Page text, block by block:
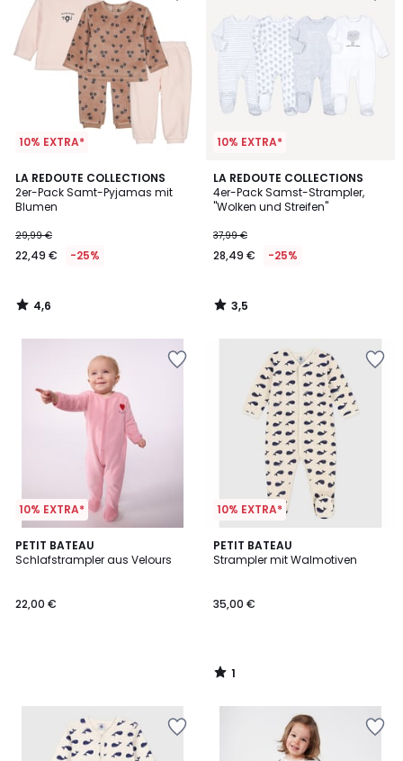
10% EXTRA*
LA REDOUTE COLLECTIONS
2er-Pack Samt-Pyjamas mit
Blumen
29,99 €
22,49 € -25%
4,6
/ 5
4,6
/
10% EXTRA*
LA REDOUTE COLLECTIONS
4er-Pack Samst-Strampler,
"Wolken und Streifen"
37,99 €
28,49 € -25%
3,5
/ 5
3,5
/
10% EXTRA*
PETIT BATEAU
Schlafstrampler aus Velours
22,00 €
10% EXTRA*
PETIT BATEAU
Strampler mit Walmotiven
35,00 €
1
/
1
/